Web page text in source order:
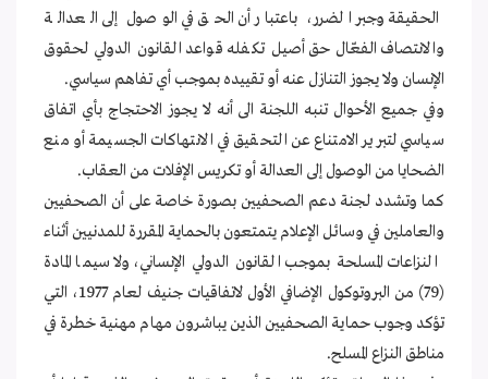
الحقيقة وجبر الضرر، باعتبار أن الحق في الوصول إلى العدالة
والانتصاف الفعّال حق أصيل تكفله قواعد القانون الدولي لحقوق
الإنسان ولا يجوز التنازل عنه أو تقييده بموجب أي تفاهم سياسي.
وفي جميع الأحوال تنبه اللجنة الى أنه لا يجوز الاحتجاج بأي اتفاق
سياسي لتبرير الامتناع عن التحقيق في الانتهاكات الجسيمة أو منع
الضحايا من الوصول إلى العدالة أو تكريس الإفلات من العقاب.
كما وتشدد لجنة دعم الصحفيين بصورة خاصة على أن الصحفيين
والعاملين في وسائل الإعلام يتمتعون بالحماية المقررة للمدنيين أثناء
النزاعات المسلحة بموجب القانون الدولي الإنساني، ولا سيما المادة
(79) من البروتوكول الإضافي الأول لاتفاقيات جنيف لعام 1977، التي
تؤكد وجوب حماية الصحفيين الذين يباشرون مهام مهنية خطرة في
مناطق النزاع المسلح.